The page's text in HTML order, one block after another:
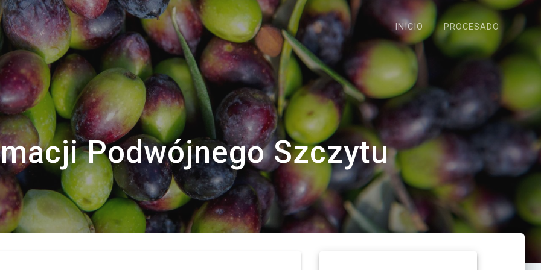
INICIO PROCESADO
Podwójnego Szczytu